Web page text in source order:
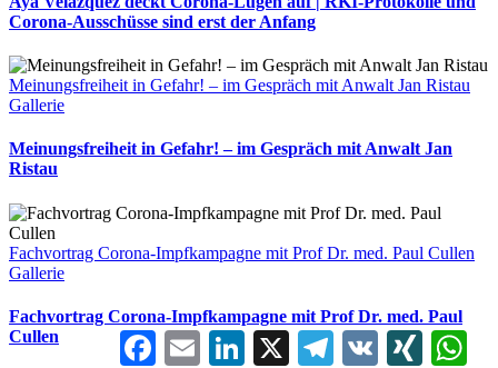
Corona-Ausschüsse sind erst der Anfang
Meinungsfreiheit in Gefahr! – im Gespräch mit Anwalt Jan Ristau
Gallerie
Meinungsfreiheit in Gefahr! – im Gespräch mit Anwalt Jan
Ristau
Fachvortrag Corona-Impfkampagne mit Prof Dr. med. Paul Cullen
Gallerie
Fachvortrag Corona-Impfkampagne mit Prof Dr. med. Paul
Cullen
FacebookEmail LinkedInX Telegram
VK XING